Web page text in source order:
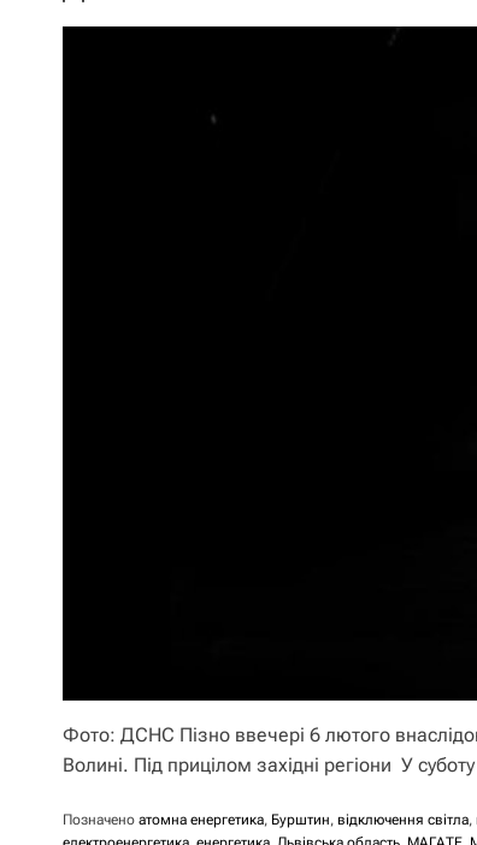
Фото: ДСНС Пізно ввечері 6 лютого
Волині. Під прицілом західні регіони У
Позначено атомна енергетика, Бурштин, відключення світла,